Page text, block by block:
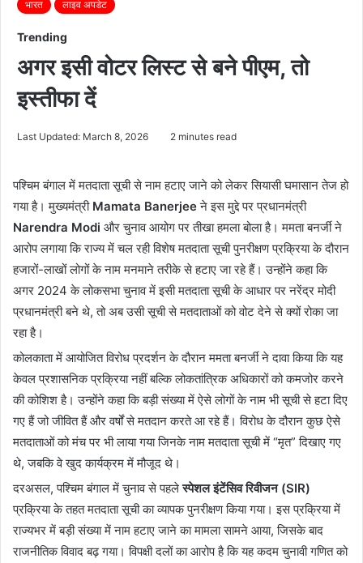
भारत लाइव अपडेट
Trending
अगर इसी वोटर लिस्ट से बने पीएम, तो
इस्तीफा दें
Last Updated: March 8, 2026 2 minutes read
पश्चिम बंगाल में मतदाता सूची से नाम हटाए जाने को लेकर सियासी घमासान तेज हो
गया है। मुख्यमंत्री Mamata Banerjeeने इस मुद्दे पर प्रधानमंत्री
Narendra Modi और चुनाव आयोग पर तीखा हमला बोला है। ममता बनर्जी ने
आरोप लगाया कि राज्य में चल रही विशेष मतदाता सूची पुनरीक्षण प्रक्रिया के दौरान
हजारों-लाखों लोगों के नाम मनमाने तरीके से हटाए जा रहे हैं। उन्होंने कहा कि
अगर 2024 के लोकसभा चुनाव में इसी मतदाता सूची के आधार पर नरेंद्र मोदी
प्रधानमंत्री बने थे, तो अब उसी सूची से मतदाताओं को वोट देने से क्यों रोका जा
रहा है।
कोलकाता में आयोजित विरोध प्रदर्शन के दौरान ममता बनर्जी ने दावा किया कि यह
केवल प्रशासनिक प्रक्रिया नहीं बल्कि लोकतांत्रिक अधिकारों को कमजोर करने
की कोशिश है। उन्होंने कहा कि बड़ी संख्या में ऐसे लोगों के नाम भी सूची से हटा दिए
गए हैं जो जीवित हैं और वर्षों से मतदान करते आ रहे हैं। विरोध के दौरान कुछ ऐसे
मतदाताओं को मंच पर भी लाया गया जिनके नाम मतदाता सूची में “मृत” दिखाए गए
थे, जबकि वे खुद कार्यक्रम में मौजूद थे।
दरअसल, पश्चिम बंगाल में चुनाव से पहलेस्पेशल इंटेंसिव रिवीजन (SIR)
प्रक्रिया के तहत मतदाता सूची का व्यापक पुनरीक्षण किया गया। इस प्रक्रिया में
राज्यभर में बड़ी संख्या में नाम हटाए जाने का मामला सामने आया, जिसके बाद
राजनीतिक विवाद बढ़ गया। विपक्षी दलों का आरोप है कि यह कदम चुनावी गणित को